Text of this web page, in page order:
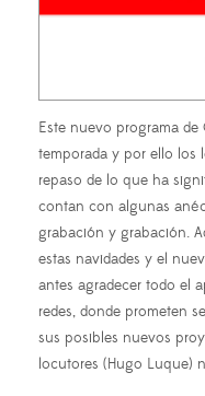
Este nuevo programa
temporada y por ello los
repaso de lo que ha
contan con algunas
grabación y grabación.
estas navidades y el
antes agradecer todo el
redes, donde prometen
sus posibles nuevos
locutores (Hugo Luque)